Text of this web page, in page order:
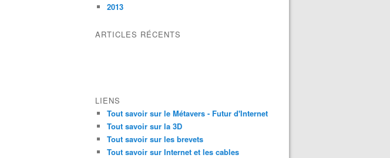
2013
ARTICLES RÉCENTS
LIENS
Tout savoir sur le Métavers - Futur d'Internet
Tout savoir sur la 3D
Tout savoir sur les brevets
Tout savoir sur Internet et les cables